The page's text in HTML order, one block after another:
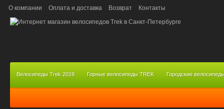
О компании Оплата и доставка Возврат Контакты
Велосипеды Trek 2019 Горные велосипеды TREK Городские